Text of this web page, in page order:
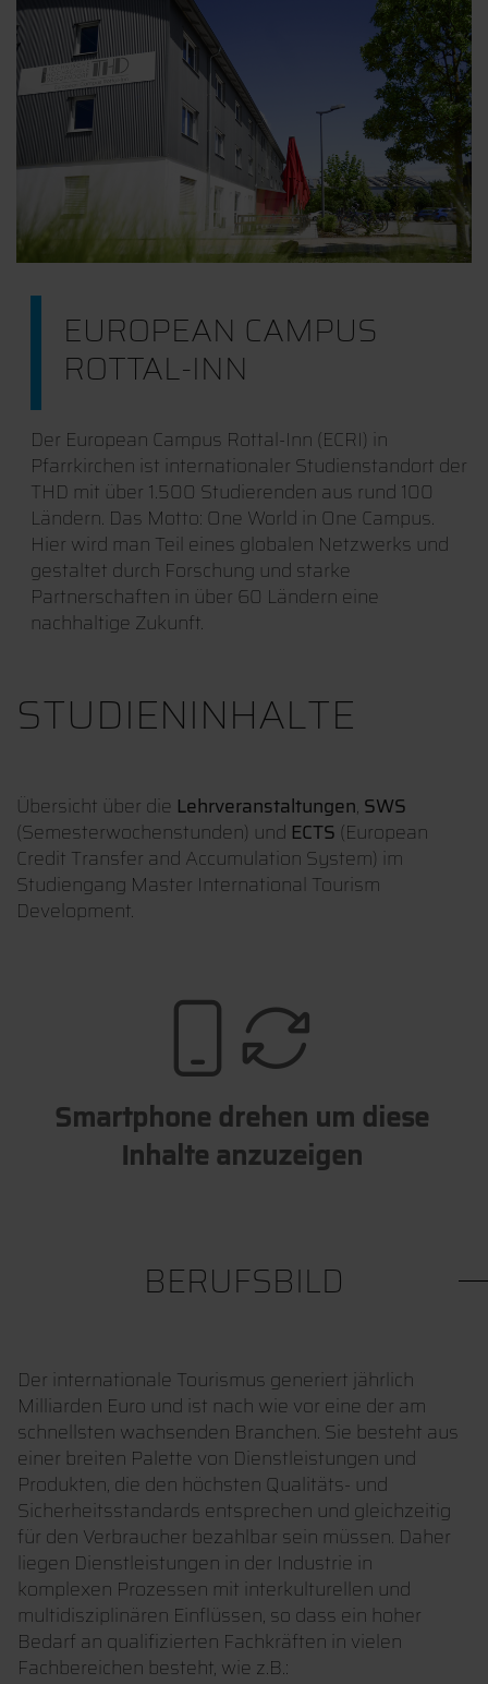
EUROPEAN CAMPUS
ROTTAL-INN
Der European Campus Rottal-Inn (ECRI) in
Pfarrkirchen ist internationaler Studienstandort der
THD mit über 1.500 Studierenden aus rund 100
Ländern. Das Motto: One World in One Campus.
Hier wird man Teil eines globalen Netzwerks und
gestaltet durch Forschung und starke
Partnerschaften in über 60 Ländern eine
nachhaltige Zukunft.
STUDIENINHALTE
Übersicht über die Lehrveranstaltungen, SWS
(Semesterwochenstunden) und ECTS (European
Credit Transfer and Accumulation System) im
Studiengang Master International Tourism
Development.
Smartphone drehen um diese
Inhalte anzuzeigen
BERUFSBILD
Der internationale Tourismus generiert jährlich
Milliarden Euro und ist nach wie vor eine der am
schnellsten wachsenden Branchen. Sie besteht aus
einer breiten Palette von Dienstleistungen und
Produkten, die den höchsten Qualitäts- und
Sicherheitsstandards entsprechen und gleichzeitig
für den Verbraucher bezahlbar sein müssen. Daher
liegen Dienstleistungen in der Industrie in
komplexen Prozessen mit interkulturellen und
multidisziplinären Einflüssen, so dass ein hoher
Bedarf an qualifizierten Fachkräften in vielen
Fachbereichen besteht, wie z.B.: